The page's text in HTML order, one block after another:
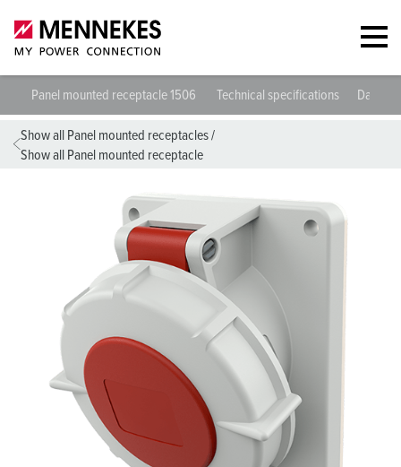
Panel mounted receptacle 1506 Technical specifications
Show all Panel mounted receptacles/
Show all Panel mounted receptacle